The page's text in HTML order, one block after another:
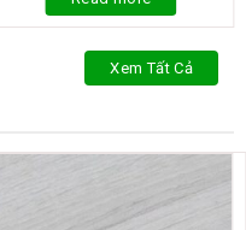
Xem Tất Cả